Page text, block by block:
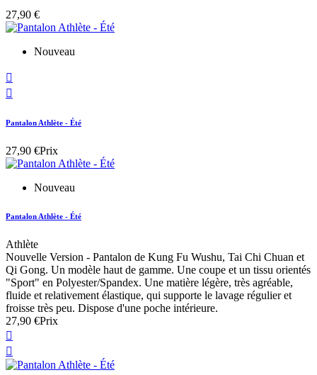
27,90 €
Nouveau


Pantalon Athlète - Été
27,90 €Prix
Nouveau
Pantalon Athlète - Été
Athlète
Nouvelle Version - Pantalon de Kung Fu Wushu, Tai Chi Chuan et
Qi Gong. Un modèle haut de gamme. Une coupe et un tissu orientés
"Sport" en Polyester/Spandex. Une matière légère, très agréable,
fluide et relativement élastique, qui supporte le lavage régulier et
froisse très peu. Dispose d'une poche intérieure.
27,90 €Prix

